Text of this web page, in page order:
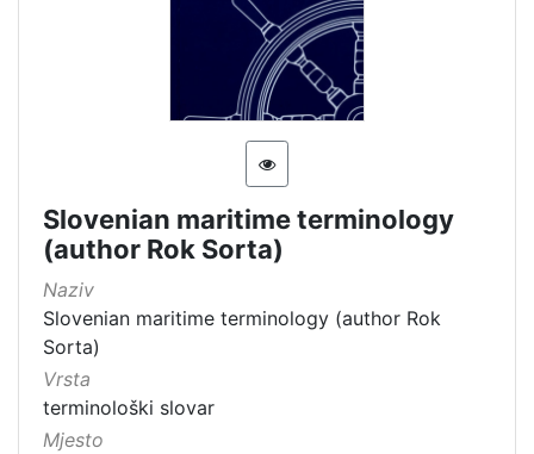
Vrsta
baštine
Intangible cultural good
Slovenian maritime terminology
(author Rok Sorta)
Naziv
Slovenian maritime terminology (author Rok
Sorta)
Vrsta
terminološki slovar
Mjesto